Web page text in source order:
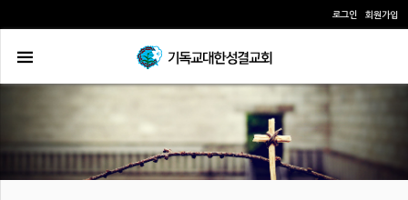
로그인 회원가입